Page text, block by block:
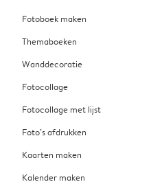
Fotoboek maken
Themaboeken
Wanddecoratie
Fotocollage
Fotocollage met lijst
Foto’s afdrukken
Kaarten maken
Kalender maken